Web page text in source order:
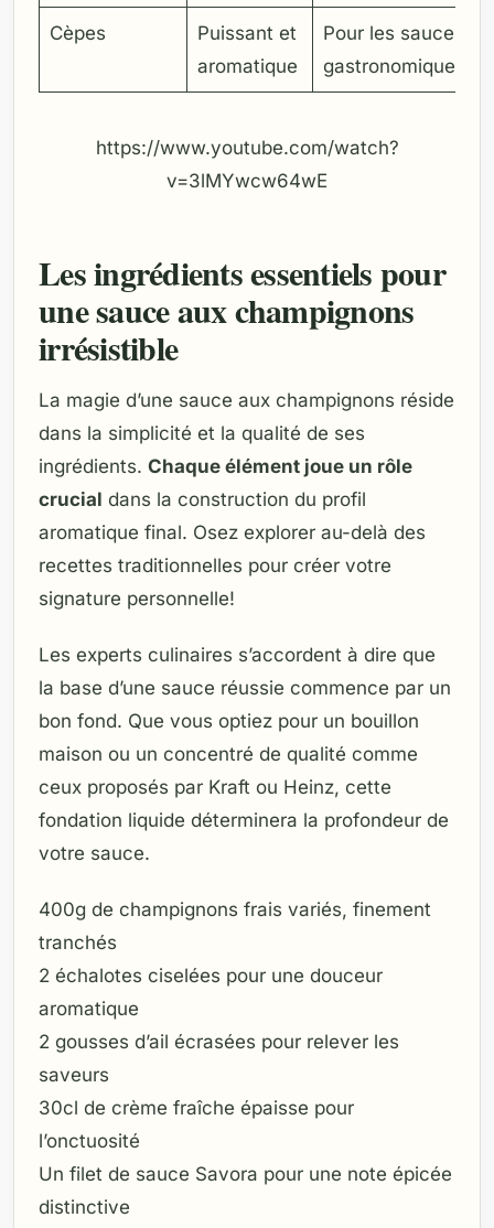
Cèpes
Puissant et
aromatique
Pour les sauces
gastronomiques
https://www.youtube.com/watch?
v=3lMYwcw64wE
Les ingrédients essentiels pour
une sauce aux champignons
irrésistible
La magie d’une sauce aux champignons réside
dans la simplicité et la qualité de ses
ingrédients. Chaque élément joue un rôle
crucial dans la construction du profil
aromatique final. Osez explorer au-delà des
recettes traditionnelles pour créer votre
signature personnelle!
Les experts culinaires s’accordent à dire que
la base d’une sauce réussie commence par un
bon fond. Que vous optiez pour un bouillon
maison ou un concentré de qualité comme
ceux proposés par Kraft ou Heinz, cette
fondation liquide déterminera la profondeur de
votre sauce.
400g de champignons frais variés, finement
tranchés
2 échalotes ciselées pour une douceur
aromatique
2 gousses d’ail écrasées pour relever les
saveurs
30cl de crème fraîche épaisse pour
l’onctuosité
Un filet de sauce Savora pour une note épicée
distinctive